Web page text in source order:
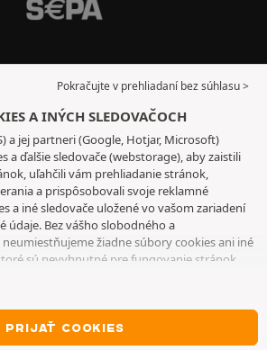
Pokračujte v prehliadaní bez súhlasu >
A INÝCH SLEDOVAČOCH
a jej partneri (Google, Hotjar, Microsoft)
a ďalšie sledovače (webstorage), aby zaistili
uľahčili vám prehliadanie stránok,
a prispôsobovali svoje reklamné
a iné sledovače uložené vo vašom zariadení
údaje. Bez vášho slobodného a
žiadne súbory cookies ani iné
sú nevyhnutné pre fungovanie stránok.
bez súhlasu s ukladaním súborov
Ich odmietnutie nebráni prístupu k
ďalšie informácie, pozrite sistránku so
PRIJAŤ COOKIES